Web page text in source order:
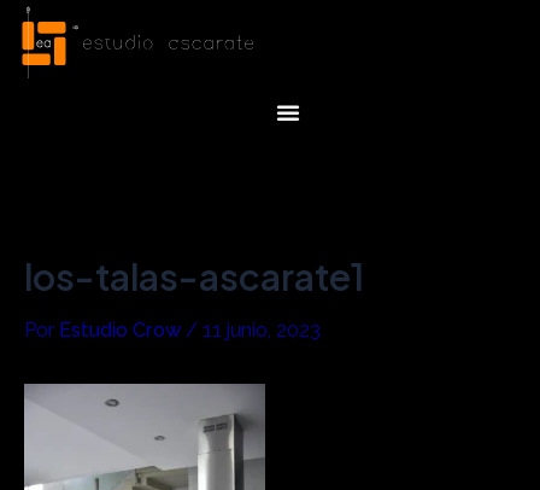
Menu
los-talas-ascarate1
Por Estudio Crow / 11 junio, 2023
Navegación
de